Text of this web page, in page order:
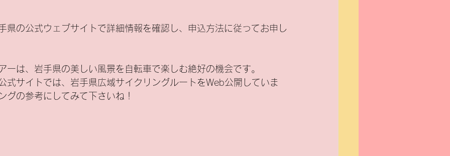
県の公式ウェブサイトで詳細情報を確認し、申込方法に従ってお申し
ーは、岩手県の美しい風景を自転車で楽しむ絶好の機会です。
式サイトでは、岩手県広域サイクリングルートをWeb公開していま
グの参考にしてみて下さいね！